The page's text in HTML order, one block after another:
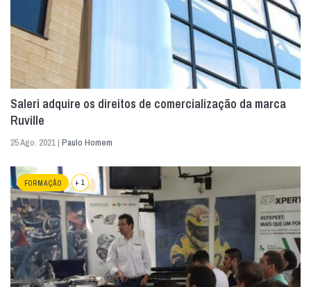
Saleri adquire os direitos de comercialização da marca
Ruville
25 Ago. 2021 | Paulo Homem
FORMAÇÃO + 1